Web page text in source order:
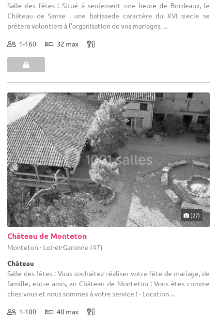
Salle des fêtes : Situé à seulement une heure de Bordeaux, le
Château de Sanse , une batissede caractère du XVI siecle se
prêtera volontiers à l'organisation de vos mariages, ...
1-160 32 max
(27)
Château de Monteton
Monteton - Lot-et-Garonne (47)
Château
Salle des fêtes : Vous souhaitez réaliser votre fête de mariage, de
famille, entre amis, au Château de Monteton : Vous êtes comme
chez vous et nous sommes à votre service ! - Location ...
1-100 40 max